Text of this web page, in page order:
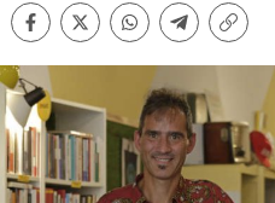
Facebook
TwitterWhatsapp
TelegramCopiar